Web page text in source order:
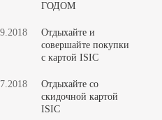
ГОДОМ
Отдыхайте и
совершайте покупки
с картой ISIC
Отдыхайте со
скидочной картой
ISIC